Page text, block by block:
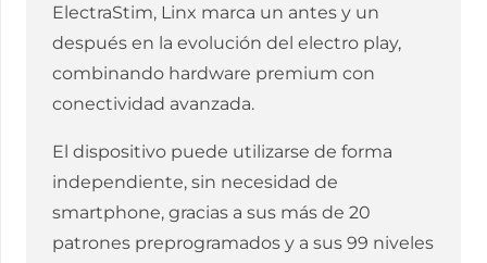
ElectraStim, Linx marca un antes y un
después en la evolución del electro play,
combinando hardware premium con
conectividad avanzada.
El dispositivo puede utilizarse de forma
independiente, sin necesidad de
smartphone, gracias a sus más de 20
patrones preprogramados y a sus 99 niveles